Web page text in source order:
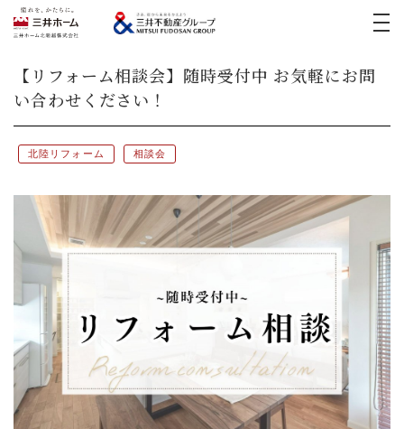
実例紹介
新築実例
医院開業支援
土地活用・賃貸住宅経営
お客様の声
三井ホームの家づくり
リフォーム
宅地・分譲住宅
中古住宅(スムストック)
採用情報
お問い合わせ
【リフォーム相談会】随時受付中 お気軽にお問
い合わせください！
北陸リフォーム 相談会